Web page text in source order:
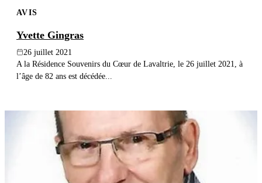
AVIS
Yvette Gingras
26 juillet 2021
A la Résidence Souvenirs du Cœur de Lavaltrie, le 26 juillet 2021, à
l’âge de 82 ans est décédée...